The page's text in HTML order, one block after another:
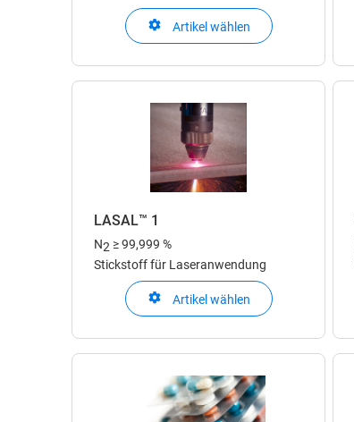
Artikel wählen
LASAL™ 1
N2 ≥ 99,999 %
Stickstoff für Laseranwendung
Artikel wählen